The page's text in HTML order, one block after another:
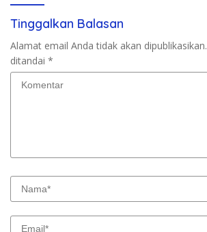
Tinggalkan Balasan
Alamat email Anda tidak akan dipublikasikan.
ditandai *